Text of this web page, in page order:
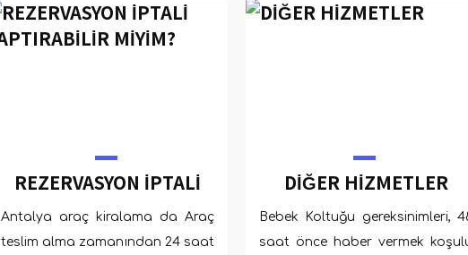
büyük bir ihtiyaçtır.
REZERVASYON İPTALİ
YAPTIRABİLİR MİYİM?
Antalya araç kiralama da Araç
teslim alma zamanından 24 saat
DİĞER HİZMETLER
Bebek Koltuğu gereksinimleri,
saat önce haber vermek